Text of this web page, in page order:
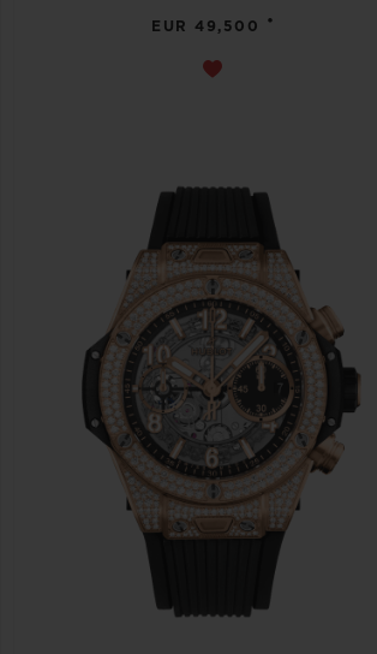
EUR 49,500 •